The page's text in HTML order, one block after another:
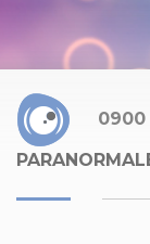
0900